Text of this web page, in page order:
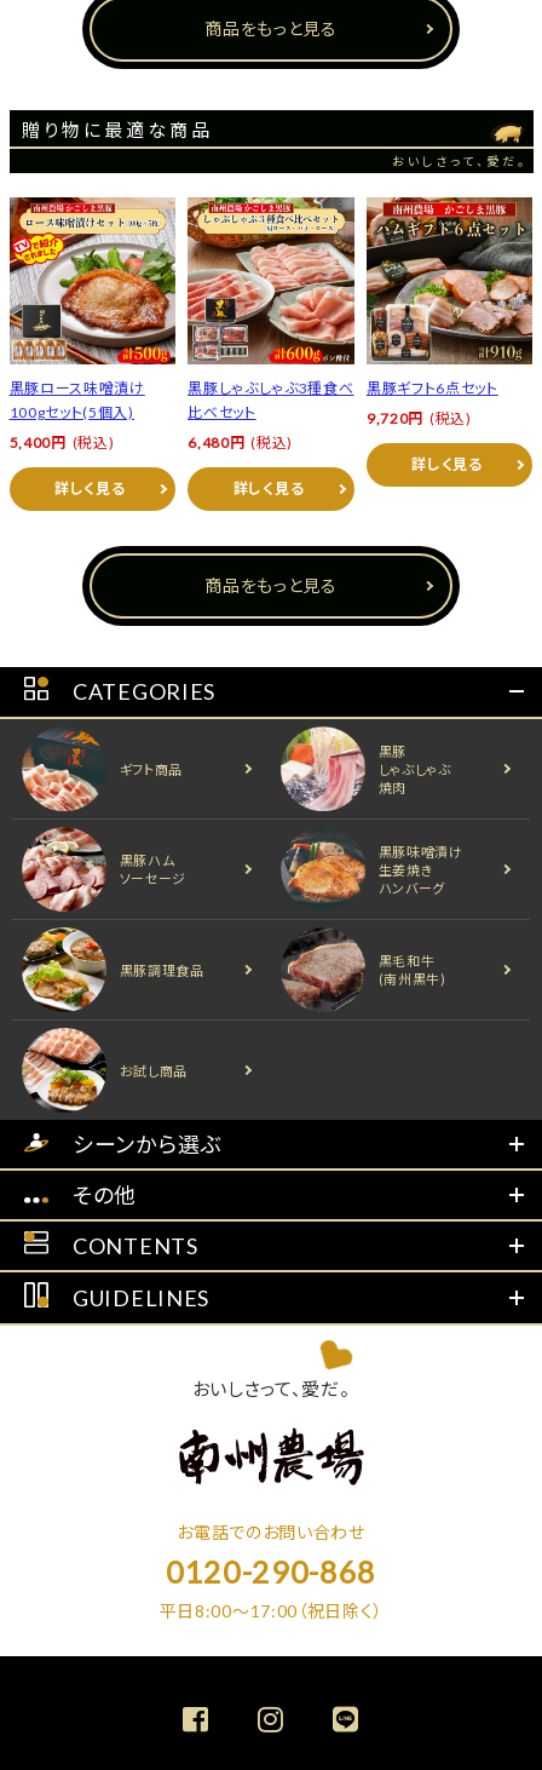
商品をもっと見る
贈り物に最適な商品
おいしさって、愛だ。
黒豚ロース味噌漬け
100gセット(5個入)
5,400円 (税込)
詳しく見る
黒豚しゃぶしゃぶ3種食べ
比べセット
6,480円 (税込)
詳しく見る
黒豚ギフト6点セット
9,720円 (税込)
詳しく見る
商品をもっと見る
CATEGORIES
ギフト商品
黒豚
しゃぶしゃぶ
焼肉
黒豚ハム
ソーセージ
黒豚味噌漬け
生姜焼き
ハンバーグ
黒豚調理食品
黒毛和牛
(南州黒牛)
お試し商品
シーンから選ぶ
その他
CONTENTS
GUIDELINES
おいしさって、愛だ。
お電話でのお問い合わせ
0120-290-868
平日8:00～17:00（祝日除く）